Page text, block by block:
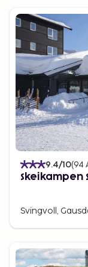
9.4/10(94
Skeikampen
Svingvoll,